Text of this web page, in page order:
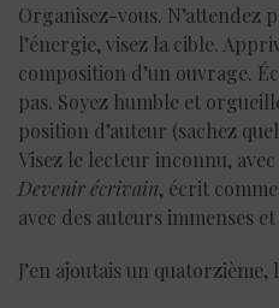
Organisez-vous. N’attendez
l’énergie, visez la cible.
composition d’un ouvrage.
pas. Soyez humble et
position d’auteur (sachez
Visez le lecteur inconnu,
Devenir écrivain, écrit
avec des auteurs immenses
J’en ajoutais un quatorzième,